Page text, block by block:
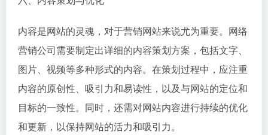
内容是网站的灵魂，对于营销网站来说尤为重要。网络
营销公司需要制定出详细的内容策划方案，包括文字、
图片、视频等多种形式的内容。在策划过程中，应注重
内容的原创性、吸引力和易读性，以及与网站的定位和
目标的一致性。同时，还需对网站内容进行持续的优化
和更新，以保持网站的活力和吸引力。